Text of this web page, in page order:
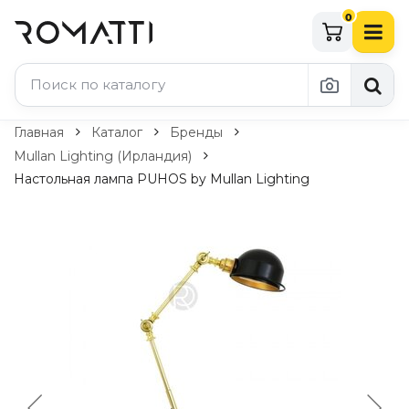
0
Каталог Romatti
Свет и освещение
Потолочные светильники
Бра и настенные светильники
Комплектующие
Главная Каталог
Бренды
Mullan Lighting (Ирландия)
Настольная лампа PUHOS by Mullan Lighting